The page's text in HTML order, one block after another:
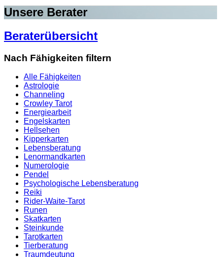
Unsere Berater
Beraterübersicht
Nach Fähigkeiten filtern
Alle Fähigkeiten
Astrologie
Channeling
Crowley Tarot
Energiearbeit
Engelskarten
Hellsehen
Kipperkarten
Lebensberatung
Lenormandkarten
Numerologie
Pendel
Psychologische Lebensberatung
Reiki
Rider-Waite-Tarot
Runen
Skatkarten
Steinkunde
Tarotkarten
Tierberatung
Traumdeutung